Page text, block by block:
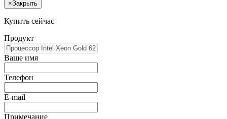
×Закрыть
Купить сейчас
Продукт
Ваше имя
Телефон
E-mail
Примечание